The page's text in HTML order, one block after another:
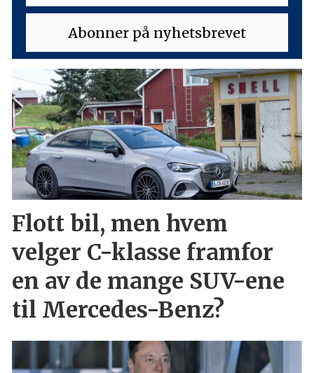
Flott bil, men hvem
velger C-klasse framfor
en av de mange SUV-ene
til Mercedes-Benz?